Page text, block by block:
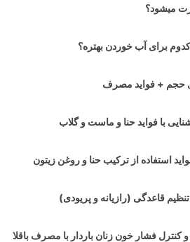
میشود؟
برای آب خوردن بهتره؟
حجم + فواید مصرف
با فواید حنا و ماست و گلاب
استفاده از ترکیب حنا و روغن زیتون
قاعدگی (رازیانه و پریودی)
و کنترل فشار خون زنان باردار با مصرف باقلا